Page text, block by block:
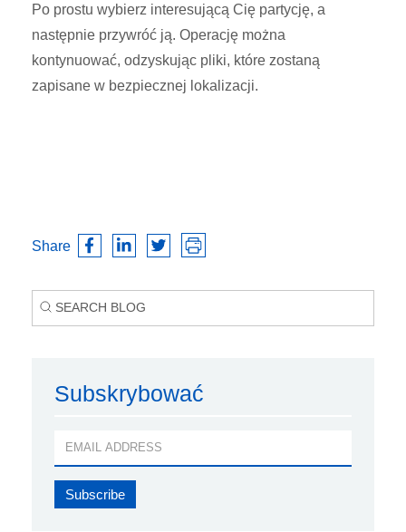
Po prostu wybierz interesującą Cię partycję, a
następnie przywróć ją. Operację można
kontynuować, odzyskując pliki, które zostaną
zapisane w bezpiecznej lokalizacji.
Share
Subskrybować